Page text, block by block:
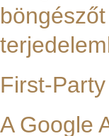
First-
A Google